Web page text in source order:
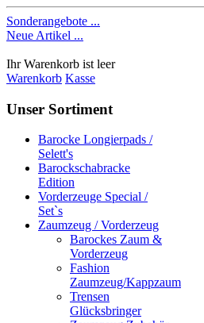
Sonderangebote ...
Neue Artikel ...
Ihr Warenkorb ist leer
Warenkorb Kasse
Unser Sortiment
Barocke Longierpads /
Selett's
Barockschabracke
Edition
Vorderzeuge Special /
Set`s
Zaumzeug / Vorderzeug
Barockes Zaum &
Vorderzeug
Fashion
Zaumzeug/Kappzaum
Trensen
Glücksbringer